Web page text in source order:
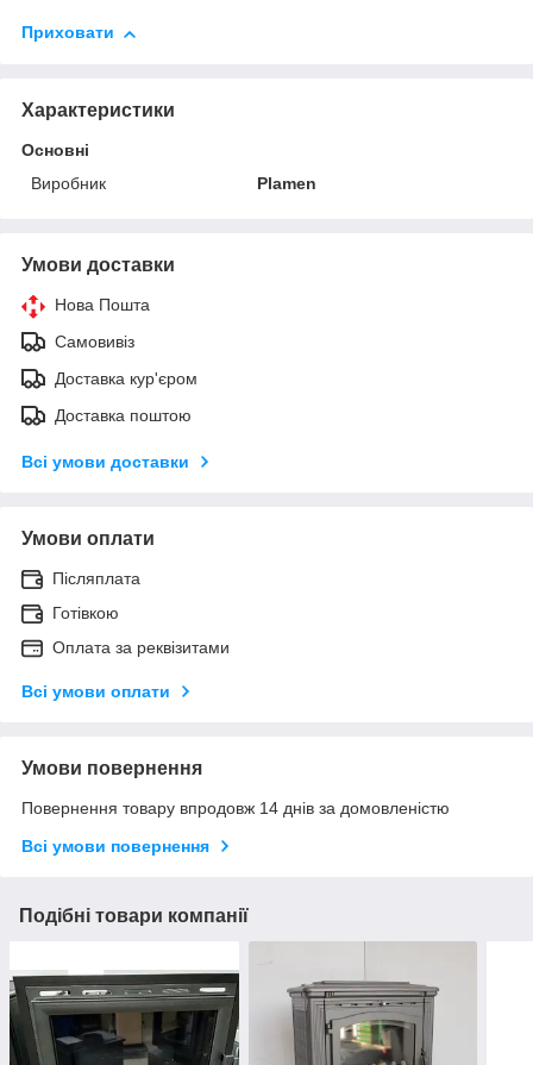
Приховати
Характеристики
Основні
Виробник
Plamen
Умови доставки
Нова Пошта
Самовивіз
Доставка кур'єром
Доставка поштою
Всі умови доставки
Умови оплати
Післяплата
Готівкою
Оплата за реквізитами
Всі умови оплати
Умови повернення
Повернення товару впродовж 14 днів за домовленістю
Всі умови повернення
Подібні товари компанії